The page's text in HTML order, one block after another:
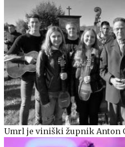
Umrl je viniški župnik Anton